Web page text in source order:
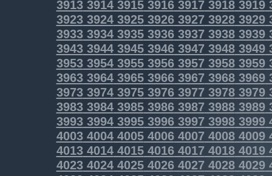
3913391439153916391739183919
3923392439253926392739283929
3933393439353936393739383939
3943394439453946394739483949
3953395439553956395739583959
3963396439653966396739683969
3973397439753976397739783979
3983398439853986398739883989
3993399439953996399739983999
4003400440054006400740084009
40134014401540164017 40184019
4023402440254026402740284029